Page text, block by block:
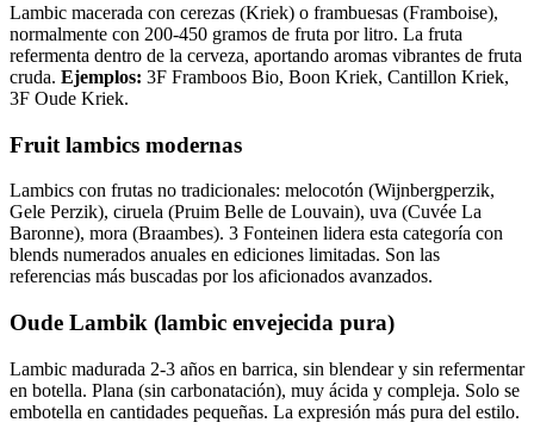
Lambic macerada con cerezas (Kriek) o frambuesas (Framboise),
normalmente con 200-450 gramos de fruta por litro. La fruta
refermenta dentro de la cerveza, aportando aromas vibrantes de fruta
cruda. Ejemplos: 3F Framboos Bio, Boon Kriek, Cantillon Kriek,
3F Oude Kriek.
Fruit lambics modernas
Lambics con frutas no tradicionales: melocotón (Wijnbergperzik,
Gele Perzik), ciruela (Pruim Belle de Louvain), uva (Cuvée La
Baronne), mora (Braambes). 3 Fonteinen lidera esta categoría con
blends numerados anuales en ediciones limitadas. Son las
referencias más buscadas por los aficionados avanzados.
Oude Lambik (lambic envejecida pura)
Lambic madurada 2-3 años en barrica, sin blendear y sin refermentar
en botella. Plana (sin carbonatación), muy ácida y compleja. Solo se
embotella en cantidades pequeñas. La expresión más pura del estilo.